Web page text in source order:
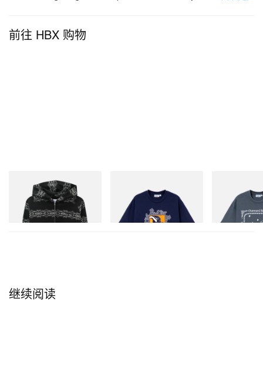
前往 HBX 购物
Butter Goods
Faded Waffle Zip-Thru Hood
立刻购入
Hammer Tee
立刻购入
Outward
立刻购入
继续阅读